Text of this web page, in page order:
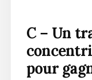
C – Un
pour